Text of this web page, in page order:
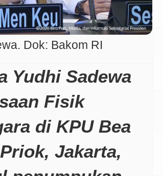
Dok: Bakom RI
Yudhi Sadewa
Fisik
di KPU Bea
Jakarta,